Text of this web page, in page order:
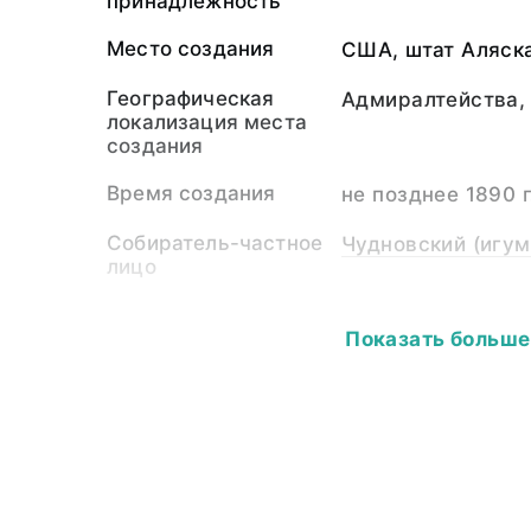
Место создания США, штат
Географическая
локализация места
создания
Адмиралтейства,
Время создания не позднее 1890
Собиратель-частное
лицо
Чудновский
козла, волос
Показать больше